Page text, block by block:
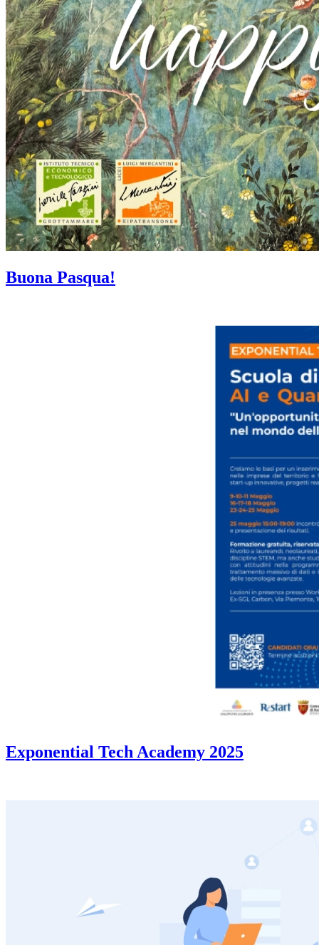
Buona Pasqua!
Exponential Tech Academy 2025